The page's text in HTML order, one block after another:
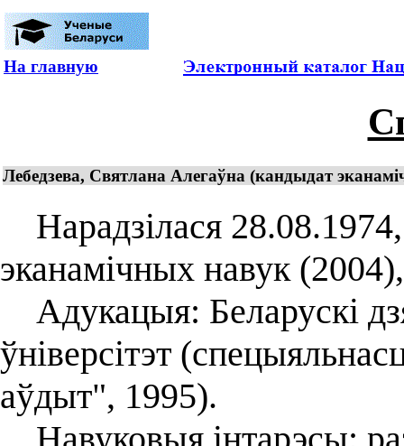
На главную
Лебедзева, Святлана Алегаўна (кандыдат
Нарадзілася
эканамічных навук
Адукацыя: Беларускі
ўніверсітэт
аўдыт", 1995).